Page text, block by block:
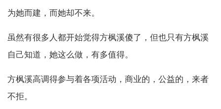
为她而建，而她却不来。
虽然有很多人都开始觉得方枫溪傻了，但也只有方枫溪
自己知道，她这么做，有多值得。
方枫溪高调得参与着各项活动，商业的，公益的，来者
不拒。